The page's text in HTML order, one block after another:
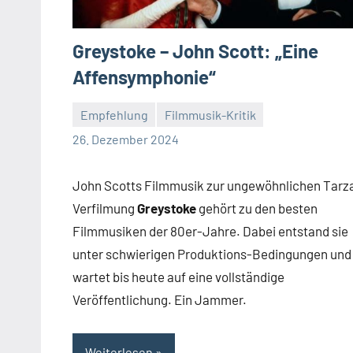
Greystoke – John Scott: „Eine
Affensymphonie“
Empfehlung
Filmmusik-Kritik
26. Dezember 2024
Mike
Keine
John Scotts Filmmusik zur ungewöhnlichen
Verfilmung Greystoke gehört zu den besten
Filmmusiken der 80er-Jahre. Dabei entstand sie
unter schwierigen Produktions-Bedingungen und
wartet bis heute auf eine vollständige
Veröffentlichung. Ein Jammer.